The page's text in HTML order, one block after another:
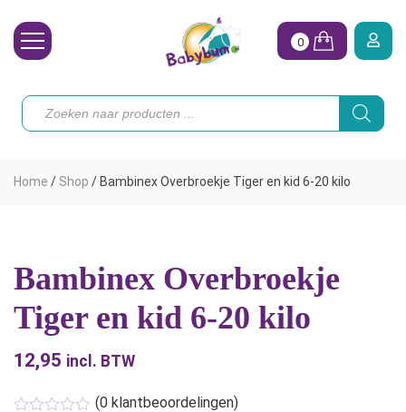
Toebehoren
Onze merken
Hoe begin ik?
0
Producten
zoeken
Home / Shop / Bambinex Overbroekje Tiger en kid 6-20 kilo
Bambinex Overbroekje
Tiger en kid 6-20 kilo
12,95 incl. BTW
(0 klantbeoordelingen)